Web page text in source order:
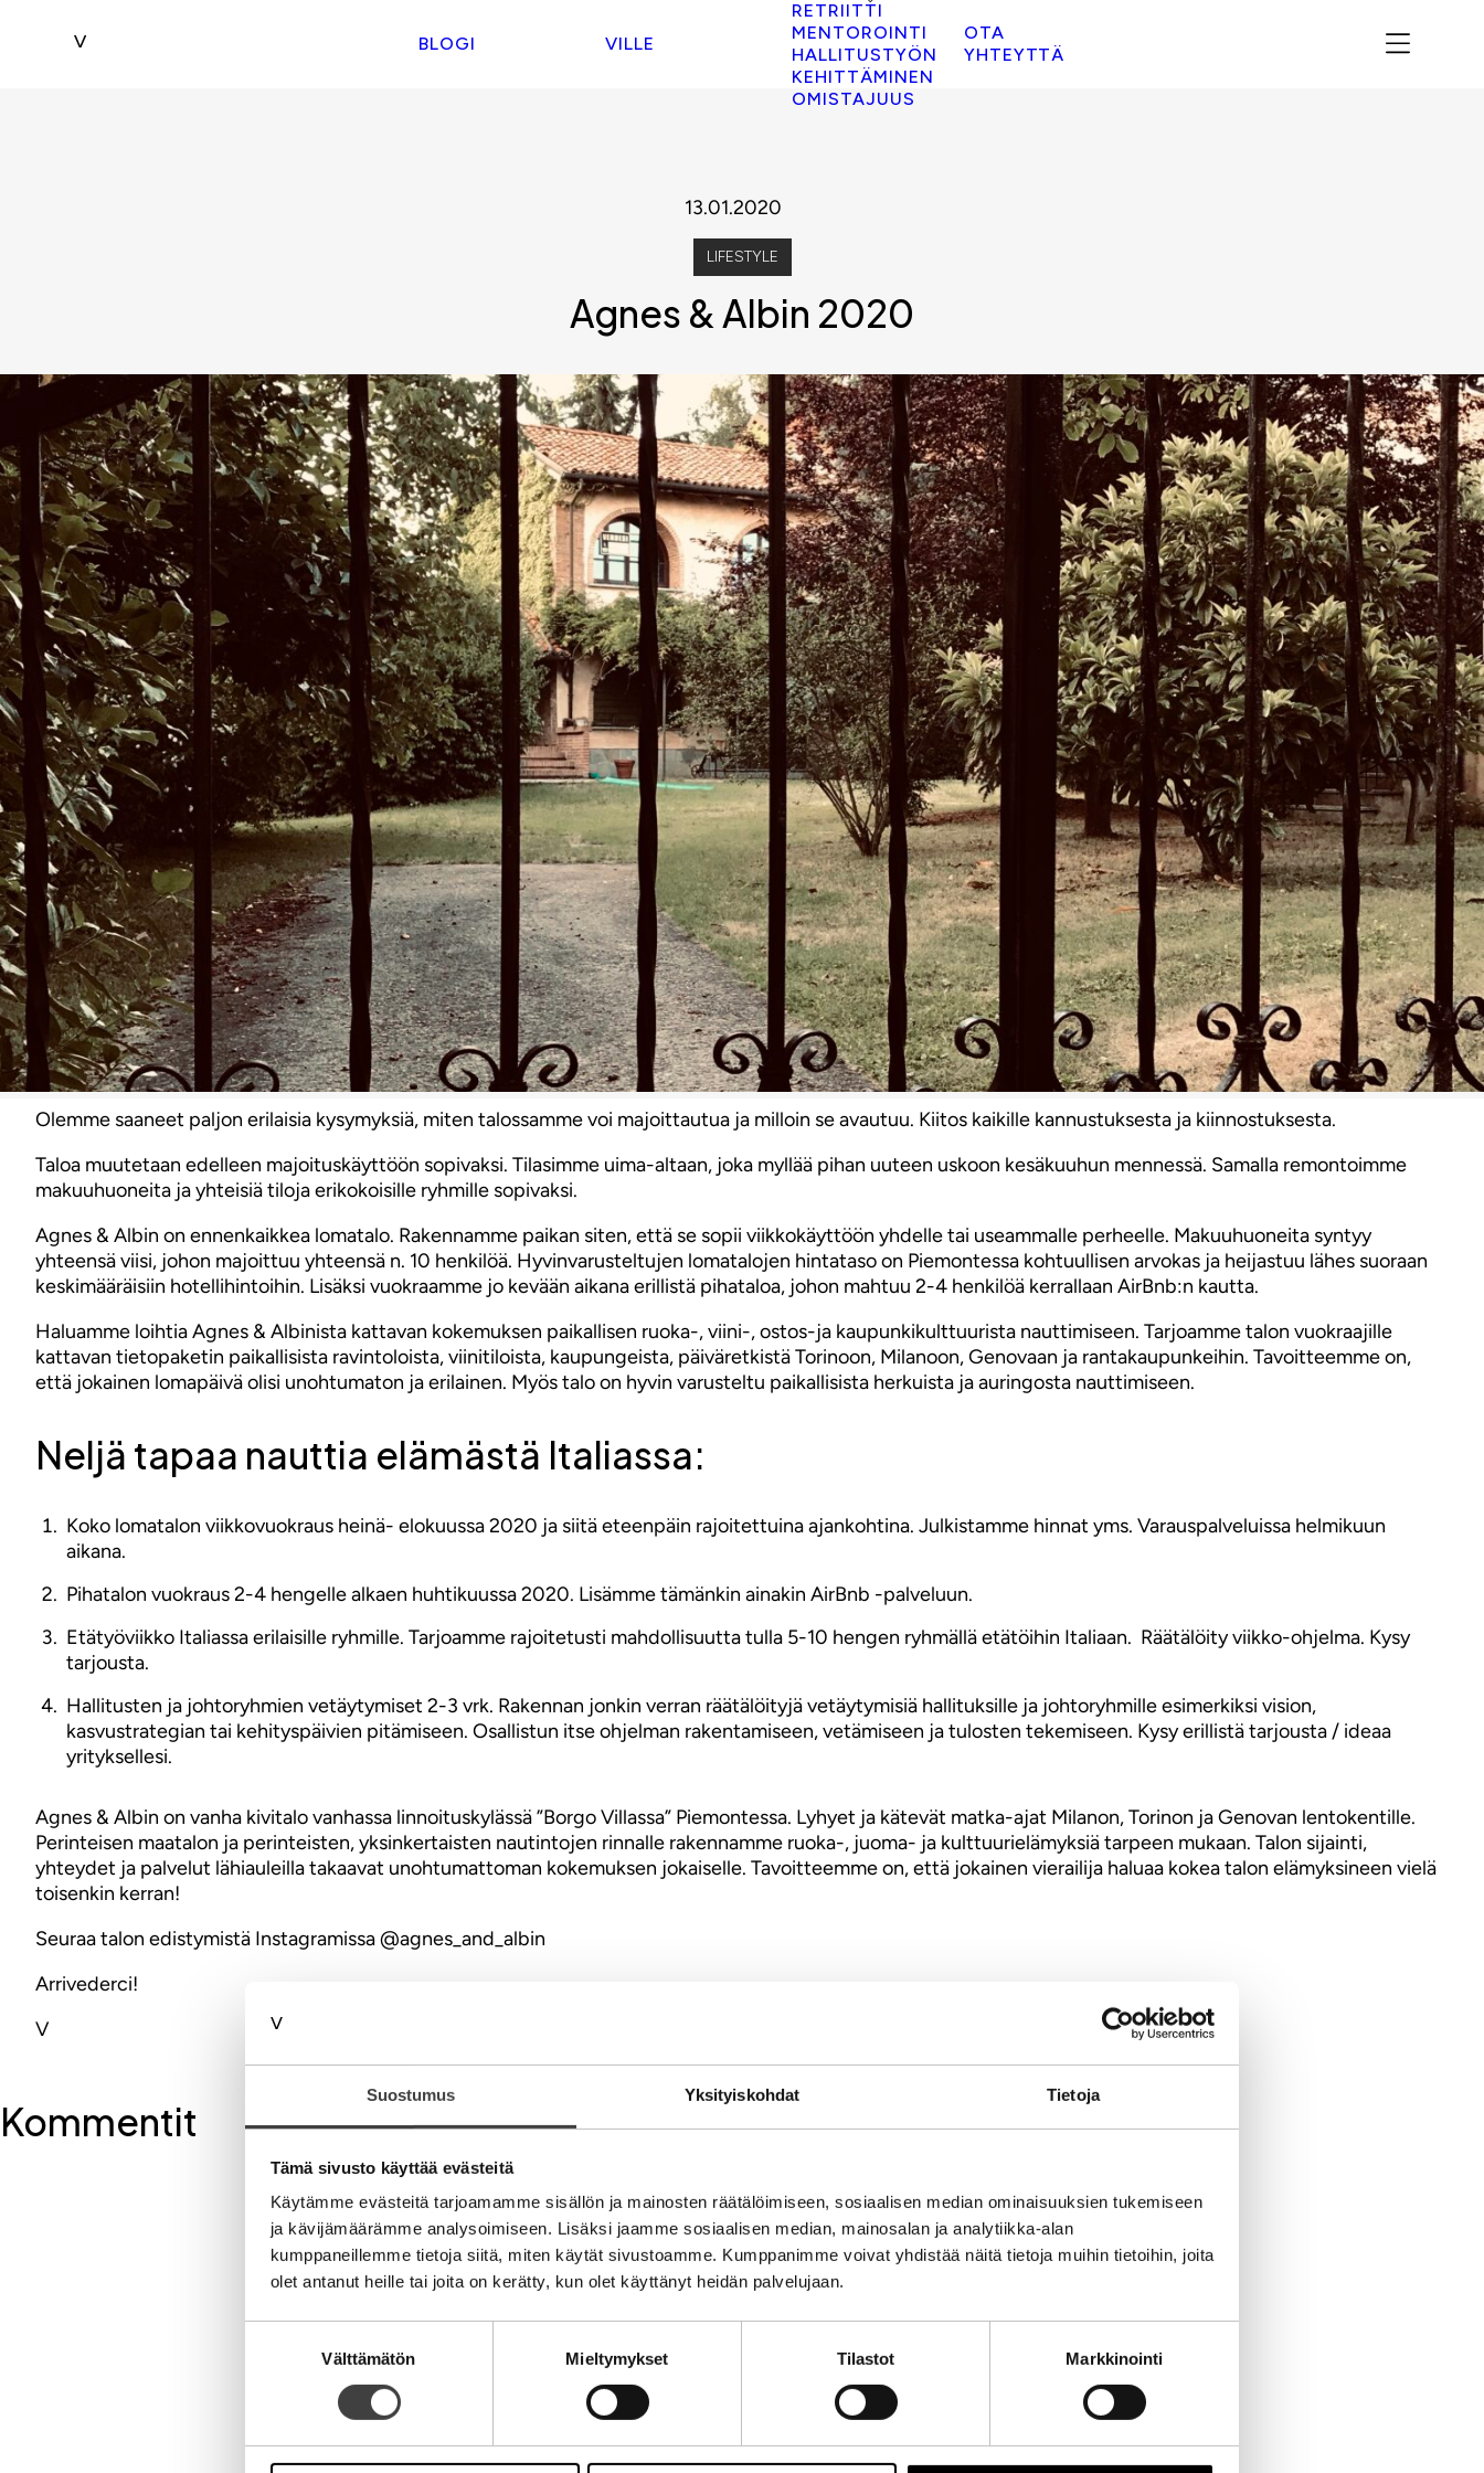
Suostumus Yksityiskohdat Tietoja
Tämä sivusto käyttää evästeitä
Käytämme evästeitä tarjoamamme sisällön ja mainosten räätälöimiseen, sosiaalisen median ominaisuuksien tukemiseen
ja kävijämäärämme analysoimiseen. Lisäksi jaamme sosiaalisen median, mainosalan ja analytiikka-alan
kumppaneillemme tietoja siitä, miten käytät sivustoamme. Kumppanimme voivat yhdistää näitä tietoja muihin tietoihin, joita
olet antanut heille tai joita on kerätty, kun olet käyttänyt heidän palvelujaan.
Välttämätön Mieltymykset Tilastot Markkinointi
BLOGI VILLE
RETRIITTI
MENTOROINTI
HALLITUSTYÖN
KEHITTÄMINEN
OMISTAJUUS
OTA
YHTEYTTÄ
13.01.2020
LIFESTYLE
Agnes & Albin 2020
Olemme saaneet paljon erilaisia kysymyksiä, miten talossamme voi majoittautua ja milloin se avautuu. Kiitos kaikille kannustuksesta ja kiinnostuksesta.
Taloa muutetaan edelleen majoituskäyttöön sopivaksi. Tilasimme uima-altaan, joka myllää pihan uuteen uskoon kesäkuuhun mennessä. Samalla remontoimme
makuuhuoneita ja yhteisiä tiloja erikokoisille ryhmille sopivaksi.
Agnes & Albin on ennenkaikkea lomatalo. Rakennamme paikan siten, että se sopii viikkokäyttöön yhdelle tai useammalle perheelle. Makuuhuoneita syntyy
yhteensä viisi, johon majoittuu yhteensä n. 10 henkilöä. Hyvinvarusteltujen lomatalojen hintataso on Piemontessa kohtuullisen arvokas ja heijastuu lähes suoraan
keskimääräisiin hotellihintoihin. Lisäksi vuokraamme jo kevään aikana erillistä pihataloa, johon mahtuu 2-4 henkilöä kerrallaan AirBnb:n kautta.
Haluamme loihtia Agnes & Albinista kattavan kokemuksen paikallisen ruoka-, viini-, ostos-ja kaupunkikulttuurista nauttimiseen. Tarjoamme talon vuokraajille
kattavan tietopaketin paikallisista ravintoloista, viinitiloista, kaupungeista, päiväretkistä Torinoon, Milanoon, Genovaan ja rantakaupunkeihin. Tavoitteemme on,
että jokainen lomapäivä olisi unohtumaton ja erilainen. Myös talo on hyvin varusteltu paikallisista herkuista ja auringosta nauttimiseen.
Neljä tapaa nauttia elämästä Italiassa:
Koko lomatalon viikkovuokraus heinä- elokuussa 2020 ja siitä eteenpäin rajoitettuina ajankohtina. Julkistamme hinnat yms. Varauspalveluissa helmikuun
aikana.
Pihatalon vuokraus 2-4 hengelle alkaen huhtikuussa 2020. Lisämme tämänkin ainakin AirBnb -palveluun.
Etätyöviikko Italiassa erilaisille ryhmille. Tarjoamme rajoitetusti mahdollisuutta tulla 5-10 hengen ryhmällä etätöihin Italiaan. Räätälöity viikko-ohjelma. Kysy
tarjousta.
Hallitusten ja johtoryhmien vetäytymiset 2-3 vrk. Rakennan jonkin verran räätälöityjä vetäytymisiä hallituksille ja johtoryhmille esimerkiksi vision,
kasvustrategian tai kehityspäivien pitämiseen. Osallistun itse ohjelman rakentamiseen, vetämiseen ja tulosten tekemiseen. Kysy erillistä tarjousta / ideaa
yrityksellesi.
Agnes & Albin on vanha kivitalo vanhassa linnoituskylässä ”Borgo Villassa” Piemontessa. Lyhyet ja kätevät matka-ajat Milanon, Torinon ja Genovan lentokentille.
Perinteisen maatalon ja perinteisten, yksinkertaisten nautintojen rinnalle rakennamme ruoka-, juoma- ja kulttuurielämyksiä tarpeen mukaan. Talon sijainti,
yhteydet ja palvelut lähiauleilla takaavat unohtumattoman kokemuksen jokaiselle. Tavoitteemme on, että jokainen vierailija haluaa kokea talon elämyksineen vielä
toisenkin kerran!
Seuraa talon edistymistä Instagramissa @agnes_and_albin
Arrivederci!
V
Kommentit
Kirjoita kommentti
Aihe
Nimi